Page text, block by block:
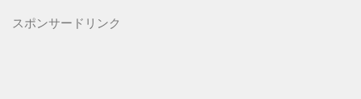
スポンサードリンク